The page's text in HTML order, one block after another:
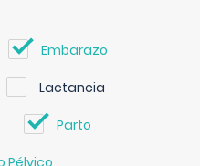
Embarazo
Lactancia
Parto
Pélvico